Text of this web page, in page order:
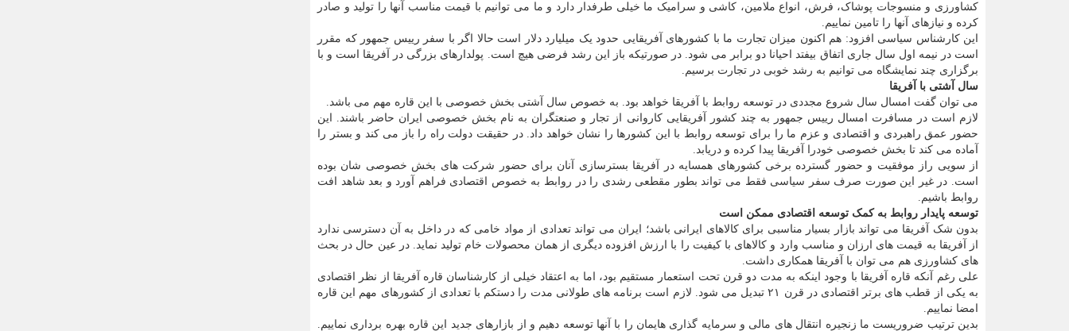
کشاورزی و منسوجات پوشاک، فرش، انواع ملامین، کاشی و سرامیک ما خیلی طرفدار دارد و ما می توانیم با قیمت مناسب آنها را تولید و صادر
کرده و نیازهای آنها را تامین نماییم.
این کارشناس سیاسی افزود: هم اکنون میزان تجارت ما با کشورهای آفریقایی حدود یک میلیارد دلار است حالا اگر با سفر رییس جمهور که مقرر
است در نیمه اول سال جاری اتفاق بیفتد احیانا دو برابر می شود. در صورتیکه باز این رشد فرضی هیچ است. پولدارهای بزرگی در آفریقا است و با
برگزاری چند نمایشگاه می توانیم به رشد خوبی در تجارت برسیم.
سال آشتی با آفریقا
می توان گفت امسال سال شروع مجددی در توسعه روابط با آفریقا خواهد بود. به خصوص سال آشتی بخش خصوصی با این قاره مهم می باشد.
لازم است در مسافرت امسال رییس جمهور به چند کشور آفریقایی کاروانی از تجار و صنعتگران به نام بخش خصوصی ایران حاضر باشند. این
حضور عمق راهبردی و اقتصادی و عزم ما را برای توسعه روابط با این کشورها را نشان خواهد داد. در حقیقت دولت راه را باز می کند و بستر را
آماده می کند تا بخش خصوصی خودرا آفریقا پیدا کرده و دریابد.
از سویی راز موفقیت و حضور گسترده برخی کشورهای همسایه در آفریقا بسترسازی آنان برای حضور شرکت های بخش خصوصی شان بوده
است. در غیر این صورت صرف سفر سیاسی فقط می تواند بطور مقطعی رشدی را در روابط به خصوص اقتصادی فراهم آورد و بعد شاهد افت
روابط باشیم.
توسعه پایدار روابط به کمک توسعه اقتصادی ممکن است
بدون شک آفریقا می تواند بازار بسیار مناسبی برای کالاهای ایرانی باشد؛ ایران می تواند تعدادی از مواد خامی که در داخل به آن دسترسی ندارد
از آفریقا به قیمت های ارزان و مناسب وارد و کالاهای با کیفیت را با ارزش افزوده دیگری از همان محصولات خام تولید نماید. در عین حال در بحث
های کشاورزی هم می توان با آفریقا همکاری داشت.
علی رغم آنکه قاره آفریقا با وجود اینکه به مدت دو قرن تحت استعمار مستقیم بود، اما به اعتقاد خیلی از کارشناسان قاره آفریقا از نظر اقتصادی
به یکی از قطب های برتر اقتصادی در قرن ۲۱ تبدیل می شود. لازم است برنامه های طولانی مدت را دستکم با تعدادی از کشورهای مهم این قاره
امضا نماییم.
بدین ترتیب ضروریست ما زنجیره انتقال های مالی و سرمایه گذاری هایمان را با آنها توسعه دهیم و از بازارهای جدید این قاره بهره برداری نماییم.